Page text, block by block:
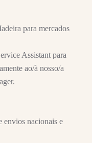
para mercados
Assistant para
ao/à nosso/a
envios nacionais e